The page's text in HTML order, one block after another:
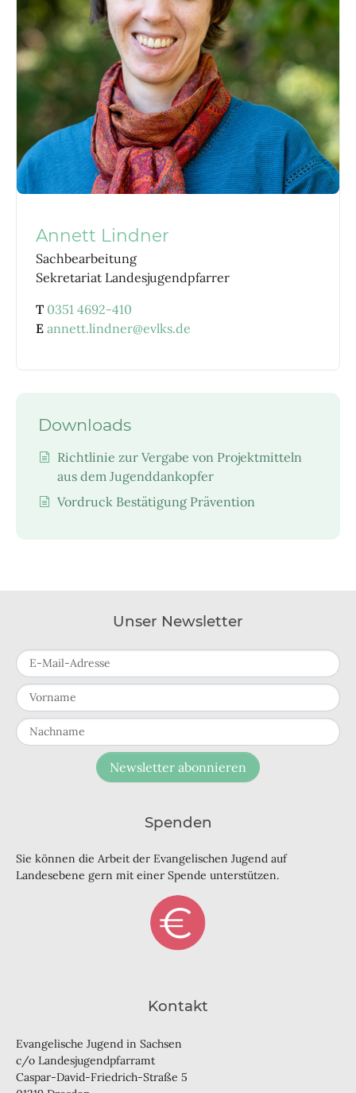
Annett Lindner
Sachbearbeitung
Sekretariat Landesjugendpfarrer
T 0351 4692-410
E annett.lindner@evlks.de
Downloads
Richtlinie zur Vergabe von Projektmitteln
aus dem Jugenddankopfer
Vordruck Bestätigung Prävention
Unser Newsletter
Newsletter abonnieren
Spenden
Sie können die Arbeit der Evangelischen Jugend auf
Landesebene gern mit einer Spende unterstützen.
Kontakt
Evangelische Jugend in Sachsen
c/o Landesjugendpfarramt
Caspar-David-Friedrich-Straße 5